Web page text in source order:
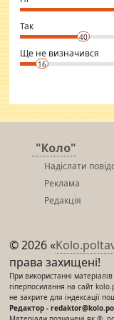
conscious in order to
club.
⇒
Так
40
Ще не визначився
16
"Коло"
Надіслати
Реклама
Редакція
© 2026 «
права захищені!
При використанні
гіперпосилання на сайт
не закрите для індексації
Редактор -